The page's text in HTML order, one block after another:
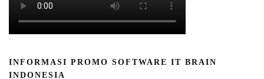
INFORMASI PROMO SOFTWARE IT BRAIN
INDONESIA